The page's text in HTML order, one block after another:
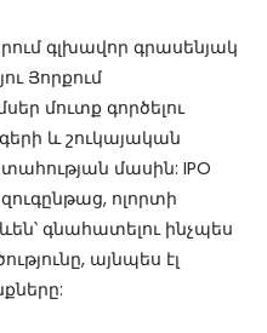
գլխավոր գրասենյակ
Յորքում
մուտք գործելու
և շուկայական
մասին: IPO
ոլորտի
գնահատելու ինչպես
այնպես էլ